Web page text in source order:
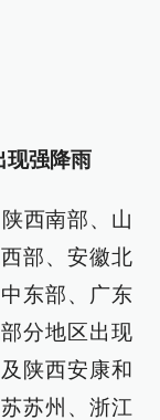
现强降雨
西南部、山
部、安徽北
东部、广东
分地区出现
陕西安康和
苏州、浙江